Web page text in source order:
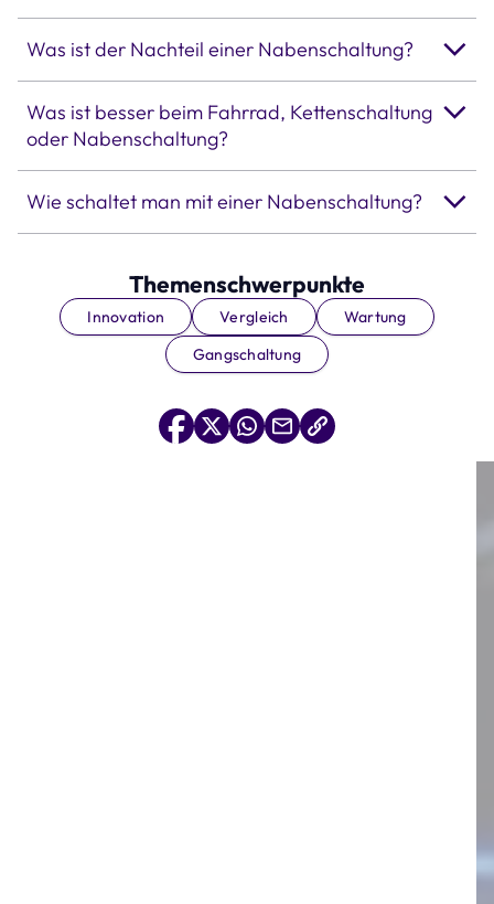
Was ist der Nachteil einer Nabenschaltung?
Was ist besser beim Fahrrad, Kettenschaltung
oder Nabenschaltung?
Wie schaltet man mit einer Nabenschaltung?
Themenschwerpunkte
Innovation Vergleich
Wartung
Gangschaltung